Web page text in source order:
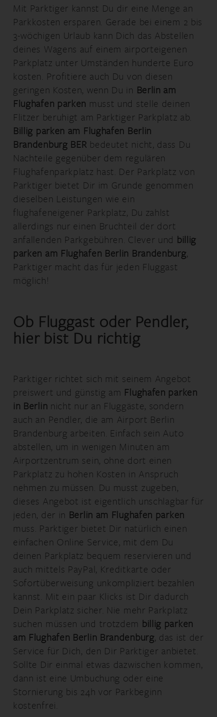
Mit Parktiger kannst Du dir eine Menge an
Parkkosten ersparen. Gerade bei einem 2 bis
3-wöchigen Urlaub kann Dich das Abstellen
deines Wagens auf einem airporteigenen
Parkplatz unter Umständen hunderte Euro
kosten. Profitiere auch Du von diesen
geringen Kosten, wenn Du in Berlin am
Flughafen parken musst und stelle deinen
Flitzer beruhigt am Parktiger Parkplatz ab.
Billig parken am Flughafen Berlin
Brandenburg BER bedeutet nicht, dass Du
Nachteile gegenüber dem regulären
Flughafenparkplatz hast. Der Parkplatz von
Parktiger bietet Dir im Grunde genommen
dieselben Leistungen wie ein
flughafeneigener Parkplatz, Du zahlst
allerdings nur einen Bruchteil der dort
anfallenden Parkgebühren. Clever und billig
parken am Flughafen Berlin Brandenburg,
Parktiger macht das für jeden Fluggast
möglich!
Ob Fluggast oder Pendler,
hier bist Du richtig
Parktiger richtet sich mit seinem Angebot
preiswert und günstig am Flughafen parken
in Berlin nicht nur an Fluggäste, sondern
auch an Pendler, die am Airport Berlin
Brandenburg arbeiten. Einfach sein Auto
abstellen, um in wenigen Minuten am
Airportzentrum sein, ohne dort einen
Parkplatz zu hohen Kosten in Anspruch
nehmen zu müssen. Du musst zugeben,
dieses Angebot ist eigentlich unschlagbar für
jeden, der in Berlin am Flughafen parken
muss. Parktiger bietet Dir natürlich einen
einfachen Online Service, mit dem Du
deinen Parkplatz bequem reservieren und
auch mittels PayPal, Kreditkarte oder
Sofortüberweisung unkompliziert bezahlen
kannst. Mit ein paar Klicks ist Dir dadurch
Dein Parkplatz sicher. Nie mehr Parkplatz
suchen müssen und trotzdem billig parken
am Flughafen Berlin Brandenburg, das ist der
Service für Dich, den Dir Parktiger anbietet.
Sollte Dir einmal etwas dazwischen kommen,
dann ist eine Umbuchung oder eine
Stornierung bis 24h vor Parkbeginn
kostenfrei.